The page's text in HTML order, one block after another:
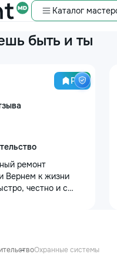
Каталог
быть и ты
Pro
ремонт
Вернем к жизни
честно и с
после заявки. 📉
Охранные системы